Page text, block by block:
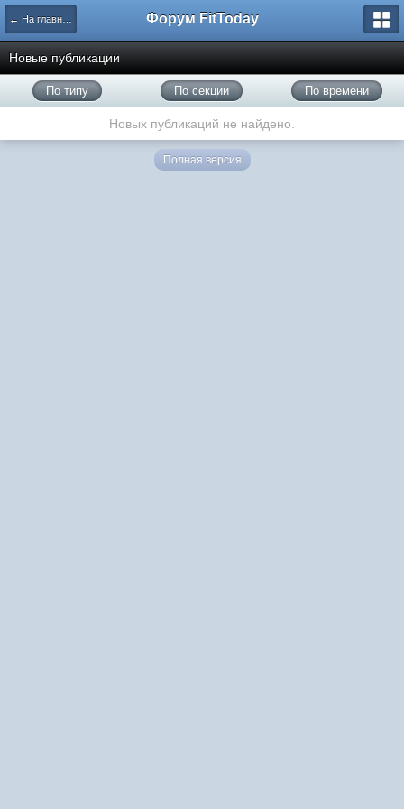
← На главную Форум FitToday
Новые публикации
По типу По секции По времени
Новых публикаций не найдено.
Полная версия